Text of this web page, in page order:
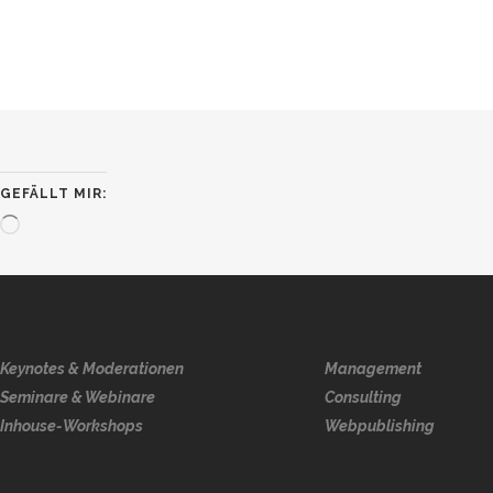
GEFÄLLT MIR:
Keynotes & Moderationen
Seminare & Webinare
Inhouse-Workshops
Management
Consulting
Webpublishing